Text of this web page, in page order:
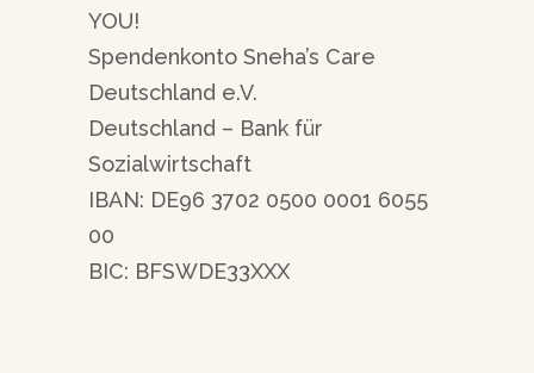
YOU!
Spendenkonto Sneha’s Care
Deutschland e.V.
Deutschland – Bank für
Sozialwirtschaft
IBAN: DE96 3702 0500 0001 6055
00
BIC: BFSWDE33XXX